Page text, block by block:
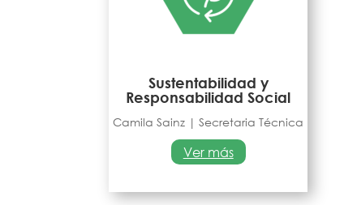
Sustentabilidad y
Responsabilidad Social
Camila Sainz | Secretaria Técnica
Ver más